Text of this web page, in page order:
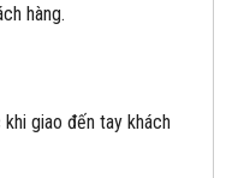
hàng.
giao đến tay khách